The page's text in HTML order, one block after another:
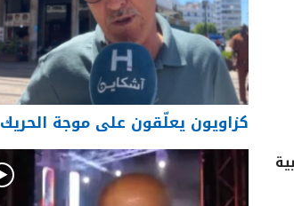
كزاويون يعلّقون على موجة الحريك